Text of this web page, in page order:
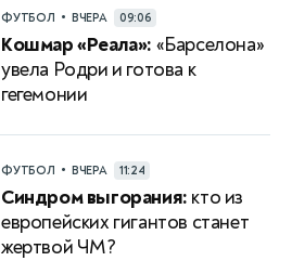
ФУТБОЛ • ВЧЕРА 09:06
Кошмар «Реала»: «Барселона»
увела Родри и готова к
гегемонии
ФУТБОЛ • ВЧЕРА 11:24
Синдром выгорания: кто из
европейских гигантов станет
жертвой ЧМ?